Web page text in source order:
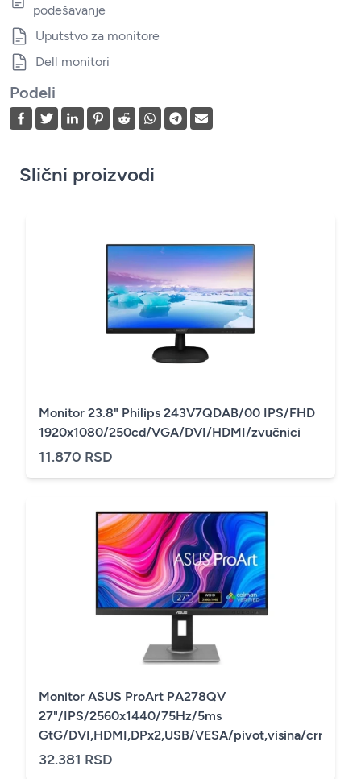
podešavanje
Uputstvo za monitore
Dell monitori
Podeli
Slični proizvodi
Monitor 23.8" Philips 243V7QDAB/00 IPS/FHD
1920x1080/250cd/VGA/DVI/HDMI/zvučnici
11.870 RSD
Monitor ASUS ProArt PA278QV
27"/IPS/2560x1440/75Hz/5ms
GtG/DVI,HDMI,DPx2,USB/VESA/pivot,visina/crna
32.381 RSD